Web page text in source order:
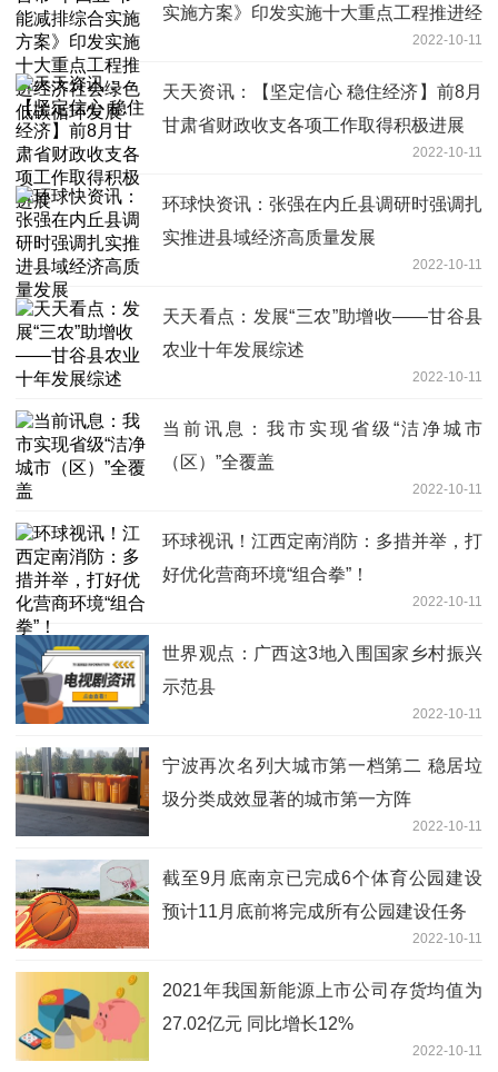
实施方案》印发实施十大重点工程推进经
2022-10-11
天天资讯：【坚定信心 稳住经济】前8月
甘肃省财政收支各项工作取得积极进展
2022-10-11
环球快资讯：张强在内丘县调研时强调扎
实推进县域经济高质量发展
2022-10-11
天天看点：发展“三农”助增收——甘谷县
农业十年发展综述
2022-10-11
当前讯息：我市实现省级“洁净城市
（区）”全覆盖
2022-10-11
环球视讯！江西定南消防：多措并举，打
好优化营商环境“组合拳”！
2022-10-11
世界观点：广西这3地入围国家乡村振兴
示范县
2022-10-11
宁波再次名列大城市第一档第二 稳居垃
圾分类成效显著的城市第一方阵
2022-10-11
截至9月底南京已完成6个体育公园建设
预计11月底前将完成所有公园建设任务
2022-10-11
2021年我国新能源上市公司存货均值为
27.02亿元 同比增长12%
2022-10-11